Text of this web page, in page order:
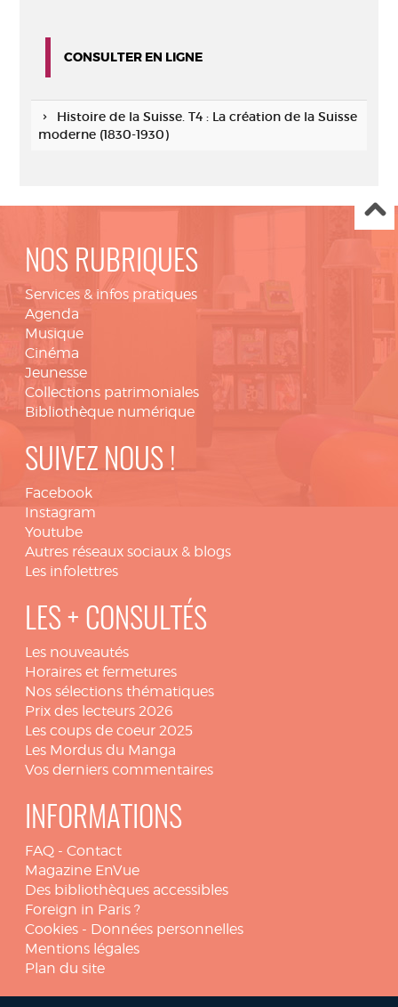
CONSULTER EN LIGNE
Histoire de la Suisse. T4 : La création de la Suisse
moderne (1830-1930)
NOS RUBRIQUES
Services & infos pratiques
Agenda
Musique
Cinéma
Jeunesse
Collections patrimoniales
Bibliothèque numérique
SUIVEZ NOUS !
Facebook
Instagram
Youtube
Autres réseaux sociaux & blogs
Les infolettres
LES + CONSULTÉS
Les nouveautés
Horaires et fermetures
Nos sélections thématiques
Prix des lecteurs 2026
Les coups de coeur 2025
Les Mordus du Manga
Vos derniers commentaires
INFORMATIONS
FAQ - Contact
Magazine EnVue
Des bibliothèques accessibles
Foreign in Paris ?
Cookies - Données personnelles
Mentions légales
Plan du site